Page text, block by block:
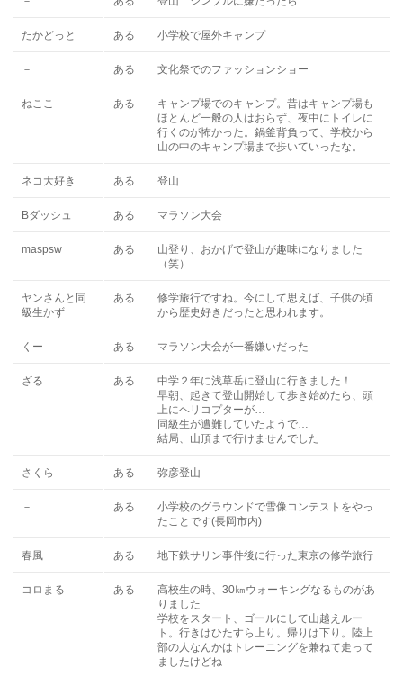
たかどっと ある 小学校で屋外キャンプ
－ ある 文化祭でのファッションショー
ねここ ある
キャンプ場でのキャンプ。昔はキャンプ場も
ほとんど一般の人はおらず、夜中にトイレに
行くのが怖かった。鍋釜背負って、学校から
山の中のキャンプ場まで歩いていったな。
ネコ大好き ある 登山
Bダッシュ ある マラソン大会
maspsw ある
山登り、おかげで登山が趣味になりました
（笑）
ヤンさんと同
級生かず
ある
修学旅行ですね。今にして思えば、子供の頃
から歴史好きだったと思われます。
くー ある マラソン大会が一番嫌いだった
ざる ある
中学２年に浅草岳に登山に行きました！
早朝、起きて登山開始して歩き始めたら、頭
上にヘリコプターが…
同級生が遭難していたようで…
結局、山頂まで行けませんでした
さくら ある 弥彦登山
－ ある
小学校のグラウンドで雪像コンテストをやっ
たことです(長岡市内)
春風 ある 地下鉄サリン事件後に行った東京の修学旅行
コロまる ある
高校生の時、30㎞ウォーキングなるものがあ
りました
学校をスタート、ゴールにして山越えルー
ト。行きはひたすら上り。帰りは下り。陸上
部の人なんかはトレーニングを兼ねて走って
ましたけどね